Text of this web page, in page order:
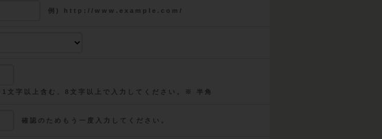
例) http://www.example.com/
1文字以上含む、8文字以上で入力してください。※ 半角
確認のためもう一度入力してください。